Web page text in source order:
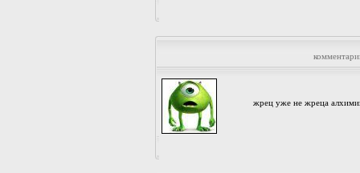
жрец уже не жреца